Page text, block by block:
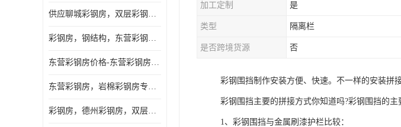
供应聊城彩钢房，双层彩钢房，岩棉彩钢房，彩钢快装房
彩钢房，钢结构，东营彩钢房，双层彩钢房，施工围挡
东营彩钢房价格-东营彩钢房批发
东营彩钢房，岩棉彩钢房专业制作安装
彩钢房，德州彩钢房，双层彩钢房，岩棉彩钢房供应商
加工定制 是
类型 隔离栏
是否跨境货源 否
彩钢围挡制作安装方便、快速。不一样的安装拼
彩钢围挡主要的拼接方式你知道吗?彩钢围挡的主
1、彩钢围挡与金属刷漆护栏比较：